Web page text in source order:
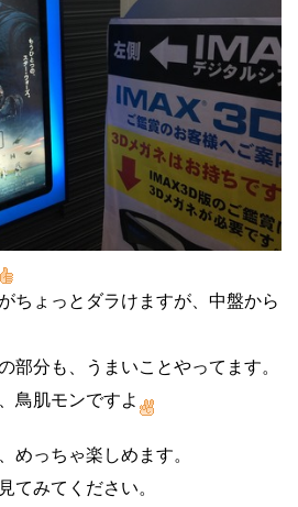
ちょっとダラけますが、中盤から
部分も、うまいことやってます。
鳥肌モンですよ
めっちゃ楽しめます。
てみてください。